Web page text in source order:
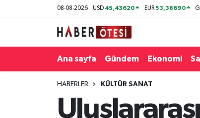
08-08-2026 USD 45,43620 EUR53,38690
Ana sayfa Gündem Ekonomi
HABERLER KÜLTÜR SANAT
Ana sayfa
Gündem
Ekonomi
Eskişehir Nöbetçi Eczaneler
Eskişehir Hava Durumu
Eskişehir Namaz Vakitleri
Eskişehir Trafik Yoğunluk Haritası